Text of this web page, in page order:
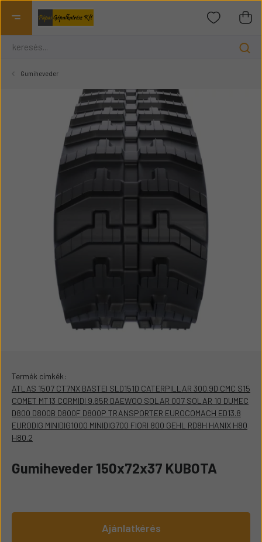
Gumiheveder
Termék címkék:
ATLAS 1507 CT7NX BASTEI SLD151D CATERPILLAR 300.9D CMC S15
COMET MT13 CORMIDI 9.65R DAEWOO SOLAR 007 SOLAR 10 DUMEC
D800 D800B D800F D800P TRANSPORTER EUROCOMACH ED13.8
EURODIG MINIDIG1000 MINIDIG700 FIORI 800 GEHL RD8H HANIX H80
H80.2
Gumiheveder 150x72x37 KUBOTA
Ajánlatkérés